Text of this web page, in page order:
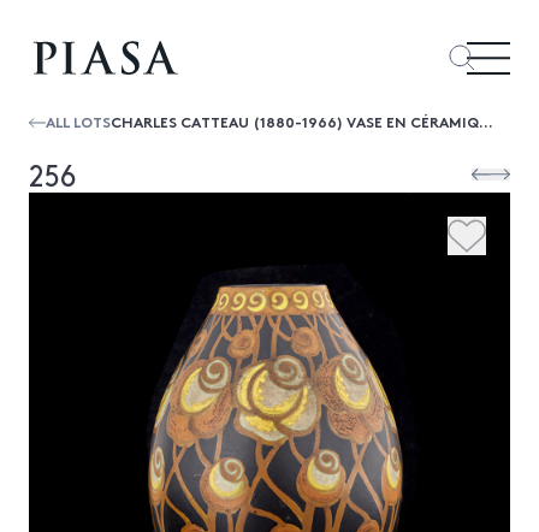
ALL LOTS CHARLES CATTEAU (1880-1966) VASE EN CÉRAMIQUE DE FORME OVOIDE À DÉCOR DE FLEURS STYLISÉES SUR FOND NOIR
256